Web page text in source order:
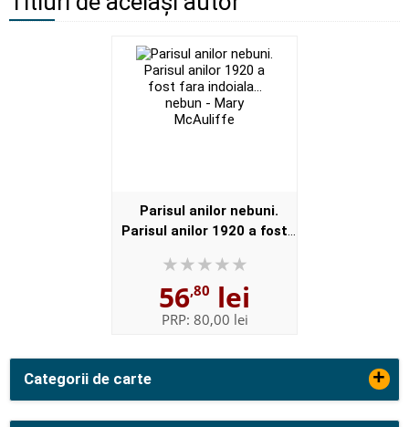
Categorii de carte +
Parisul anilor nebuni.
Parisul anilor 1920 a fost
McAuliffe
56,80 lei
PRP: 80,00 lei